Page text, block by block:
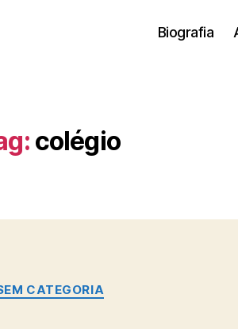
Biografia
colégio
Categorias
CATEGORIA